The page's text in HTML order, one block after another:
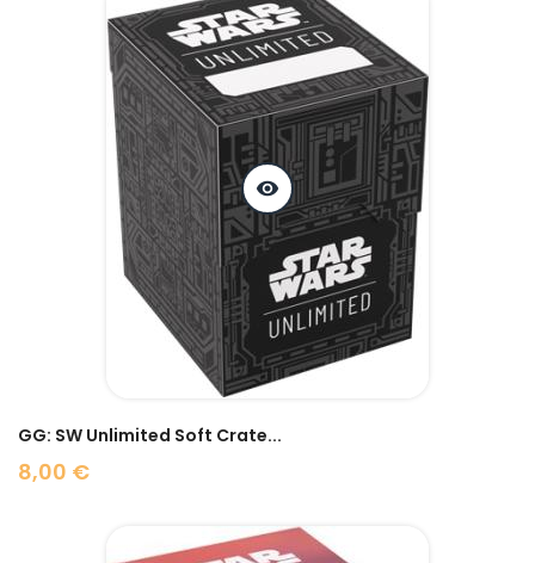
visibility
GG: SW Unlimited Soft Crate...
8,00 €
Prix